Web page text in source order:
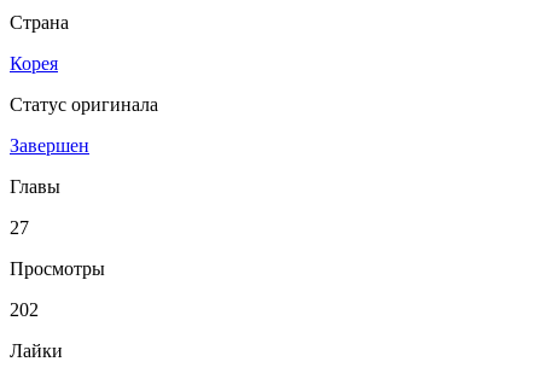
Страна
Корея
Статус оригинала
Завершен
Главы
27
Просмотры
202
Лайки